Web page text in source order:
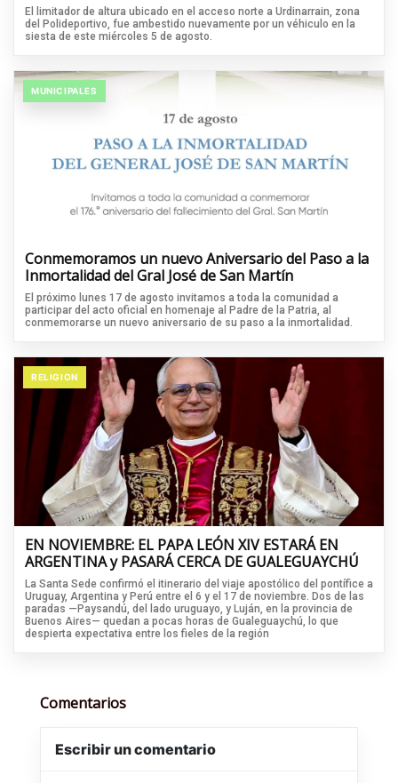
El limitador de altura ubicado en el acceso norte a Urdinarrain, zona
del Polideportivo, fue ambestido nuevamente por un véhiculo en la
siesta de este miércoles 5 de agosto.
MUNICIPALES
Conmemoramos un nuevo Aniversario del Paso a la
Inmortalidad del Gral José de San Martín
El próximo lunes 17 de agosto invitamos a toda la comunidad a
participar del acto oficial en homenaje al Padre de la Patria, al
conmemorarse un nuevo aniversario de su paso a la inmortalidad.
RELIGION
EN NOVIEMBRE: EL PAPA LEÓN XIV ESTARÁ EN
ARGENTINA y PASARÁ CERCA DE GUALEGUAYCHÚ
La Santa Sede confirmó el itinerario del viaje apostólico del pontífice a
Uruguay, Argentina y Perú entre el 6 y el 17 de noviembre. Dos de las
paradas —Paysandú, del lado uruguayo, y Luján, en la provincia de
Buenos Aires— quedan a pocas horas de Gualeguaychú, lo que
despierta expectativa entre los fieles de la región
Comentarios
Escribir un comentario